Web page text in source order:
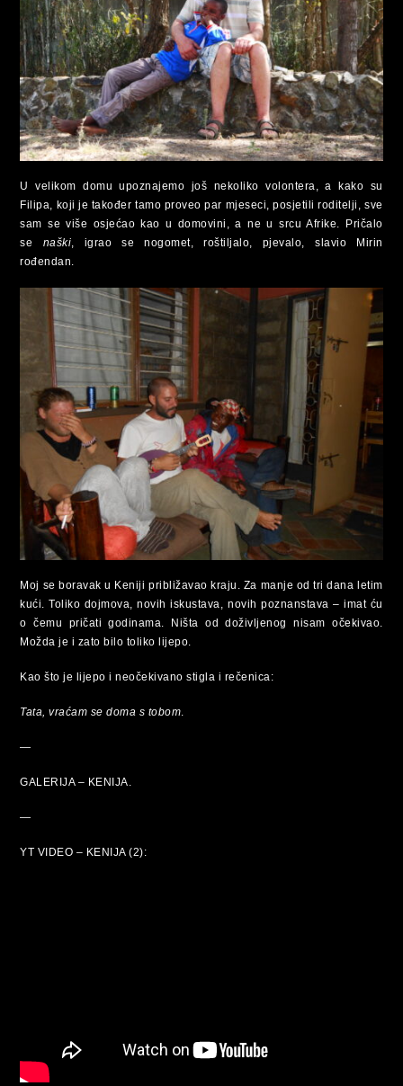
U velikom domu upoznajemo još nekoliko volontera, a kako su
Filipa, koji je također tamo proveo par mjeseci, posjetili roditelji, sve
sam se više osjećao kao u domovini, a ne u srcu Afrike. Pričalo
se naški, igrao se nogomet, roštiljalo, pjevalo, slavio Mirin
rođendan.
Moj se boravak u Keniji približavao kraju. Za manje od tri dana letim
kući. Toliko dojmova, novih iskustava, novih poznanstava – imat ću
o čemu pričati godinama. Ništa od doživljenog nisam očekivao.
Možda je i zato bilo toliko lijepo.
Kao što je lijepo i neočekivano stigla i rečenica:
Tata, vraćam se doma s tobom.
—
GALERIJA – KENIJA.
—
YT VIDEO – KENIJA (2):